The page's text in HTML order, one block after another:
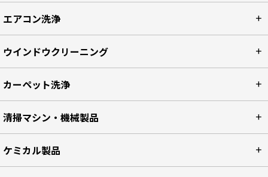
エアコン洗浄
ウインドウクリーニング
カーペット洗浄
清掃マシン・機械製品
ケミカル製品